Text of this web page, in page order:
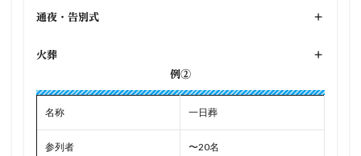
通夜・告別式 +
火葬
+
例②
名称 一日葬
参列者 〜20名